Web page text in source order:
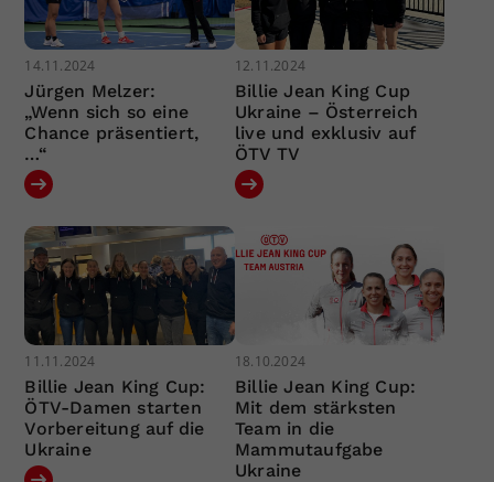
14.11.2024
Jürgen Melzer:
„Wenn sich so eine
Chance präsentiert,
…“
12.11.2024
Billie Jean King Cup
Ukraine – Österreich
live und exklusiv auf
ÖTV TV
11.11.2024
Billie Jean King Cup:
ÖTV-Damen starten
Vorbereitung auf die
Ukraine
18.10.2024
Billie Jean King Cup:
Mit dem stärksten
Team in die
Mammutaufgabe
Ukraine